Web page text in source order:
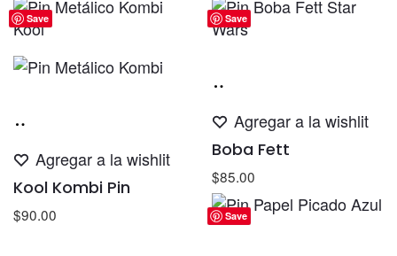
Save
carrito
Agregar a la wishlit
Kool Kombi Pin
$90.00
Save
carrito
Agregar a la wishlit
Boba Fett
$85.00
Save